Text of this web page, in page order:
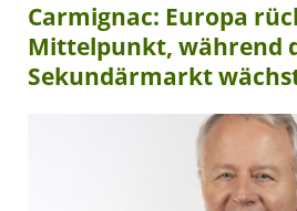
Carmignac: Europa
Mittelpunkt, während
Sekundärmarkt